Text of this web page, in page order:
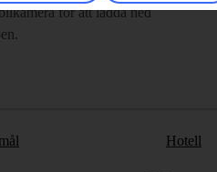
för att ladda ned
Hotell